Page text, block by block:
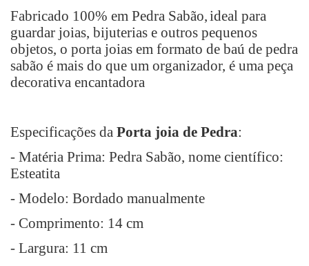
Fabricado 100% em Pedra Sabão,ideal para
guardar joias, bijuterias e outros pequenos
objetos, o porta joias em formato de baú de pedra
sabão é mais do que um organizador, é uma peça
decorativa encantadora
Especificações da Porta joia de Pedra:
- Matéria Prima: Pedra Sabão, nome científico:
Esteatita
- Modelo: Bordado manualmente
- Comprimento: 14 cm
- Largura: 11 cm